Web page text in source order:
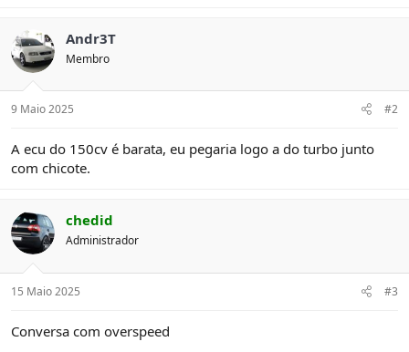
Andr3T
Membro
9 Maio 2025 #2
A ecu do 150cv é barata, eu pegaria logo a do turbo junto
com chicote.
chedid
Administrador
15 Maio 2025 #3
Conversa com overspeed